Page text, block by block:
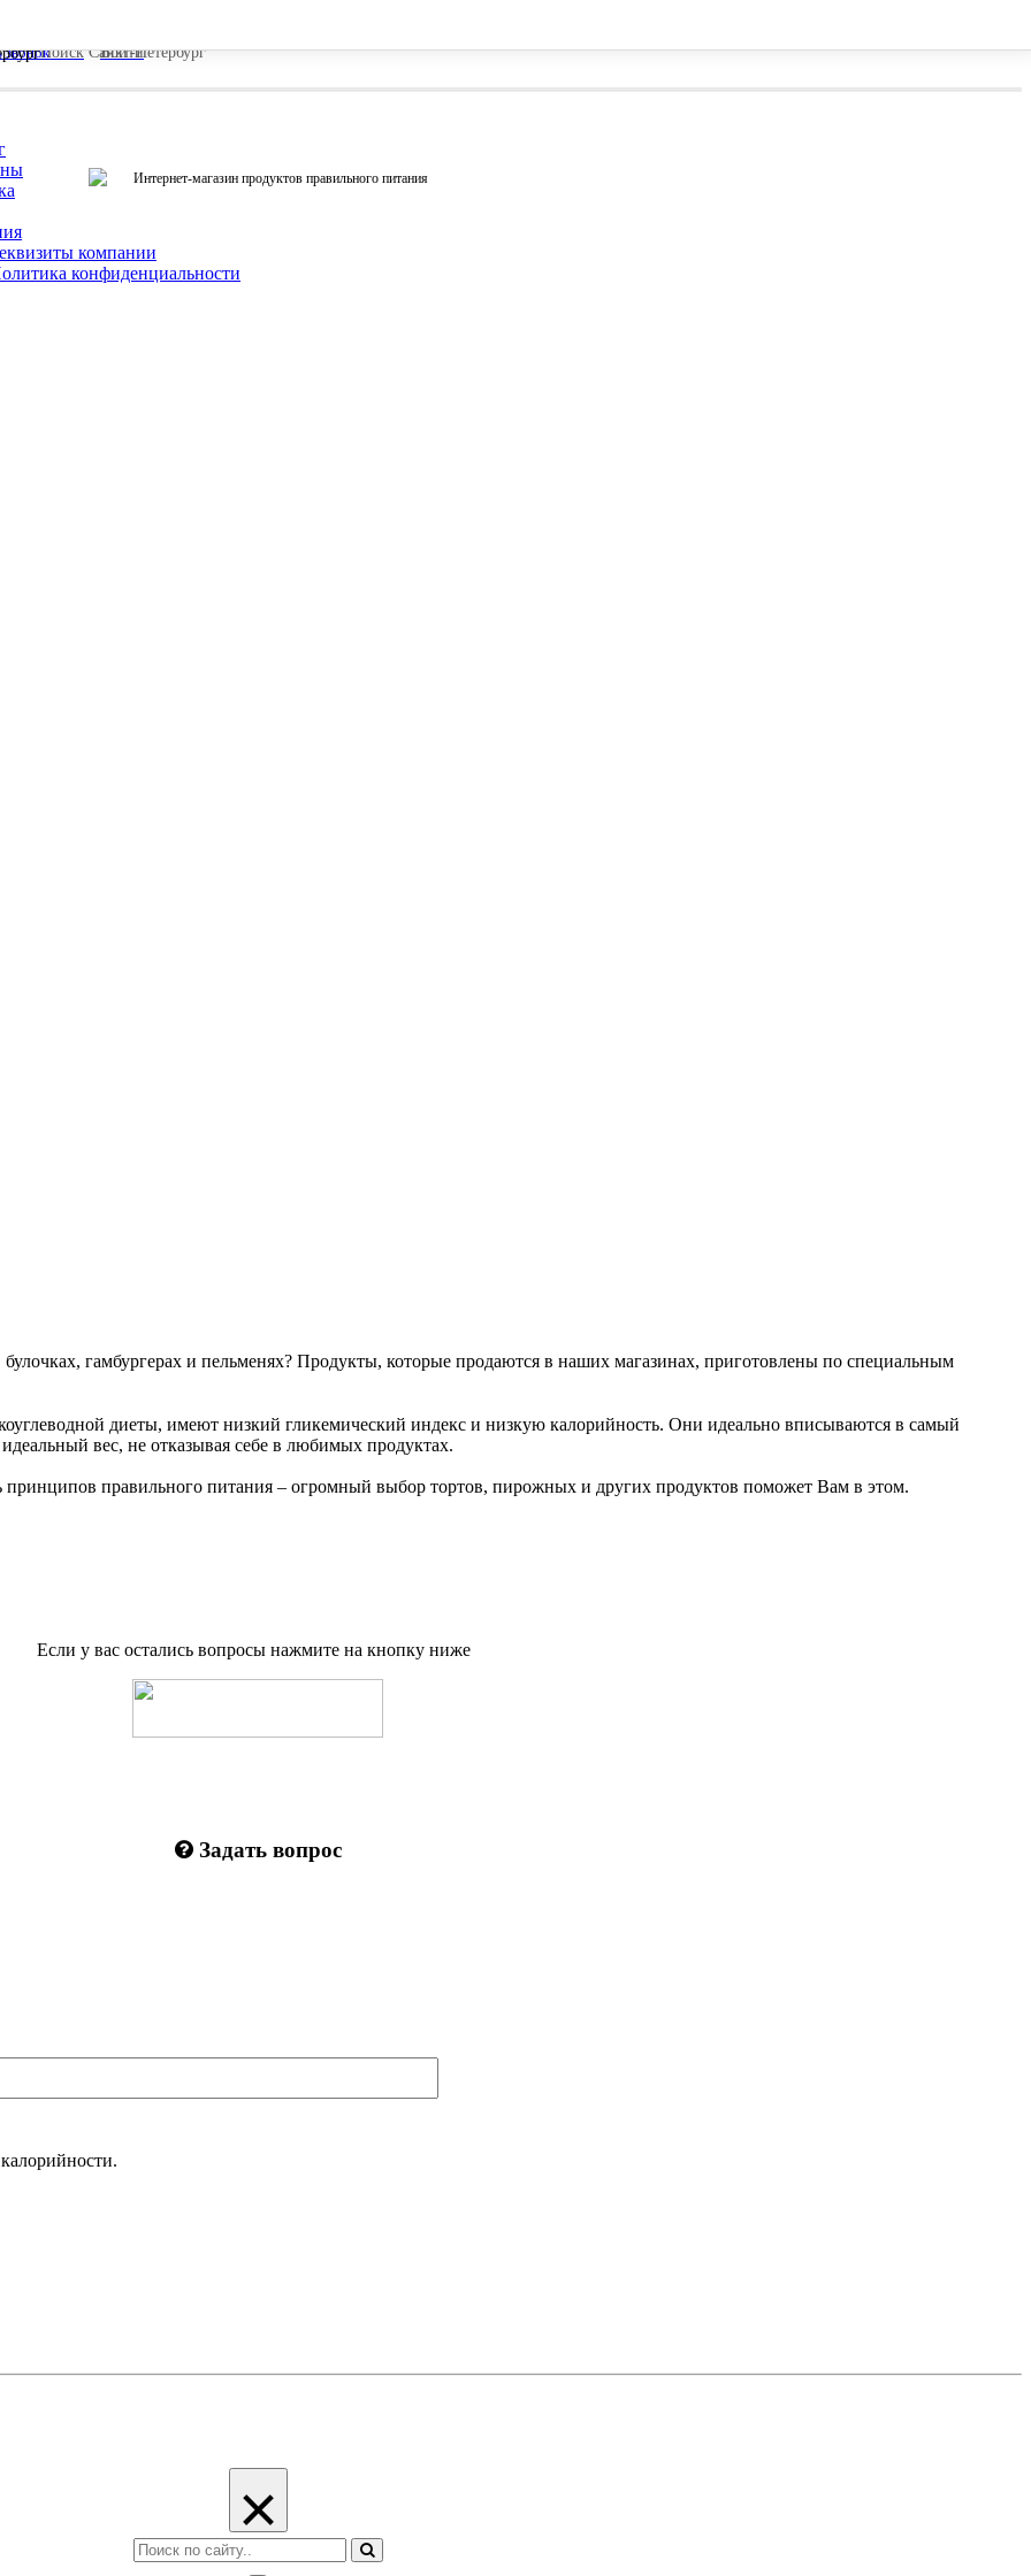
звонок Санкт-Петербург
Интернет-магазин продуктов правильного питания
Поиск Войти
компании
конфиденциальности
гамбургерах и пельменях? Продукты, которые продаются в наших магазинах, приготовлены по специальным
диеты, имеют низкий гликемический индекс и низкую калорийность. Они идеально вписываются в самый
вес, не отказывая себе в любимых продуктах.
правильного питания – огромный выбор тортов, пирожных и других продуктов поможет Вам в этом.
Если у вас остались вопросы нажмите на кнопку ниже
Задать вопрос
×